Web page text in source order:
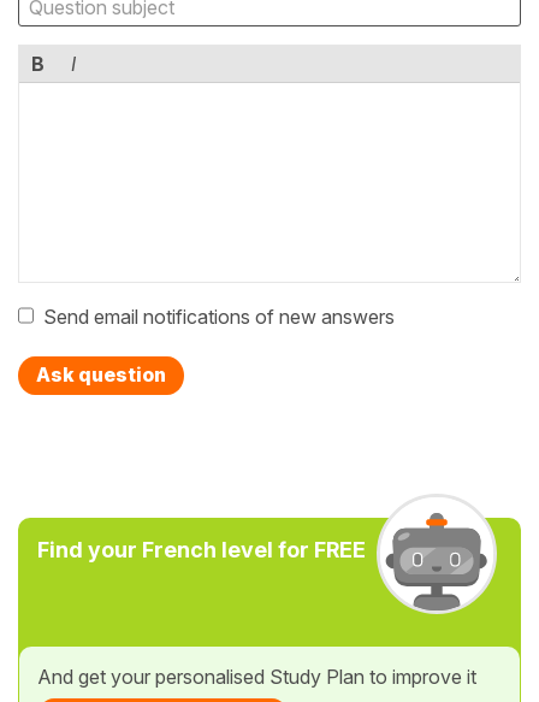
B I
Send email notifications of new answers
Ask question
Find your French level for FREE
And get your personalised Study Plan to improve it